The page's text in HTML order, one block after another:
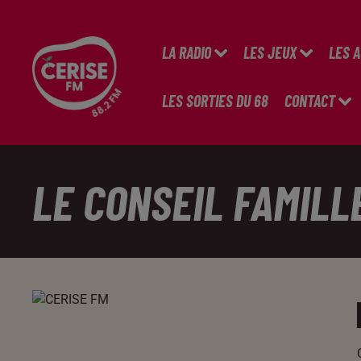
LA RADIO LES JEUX LES
LES SORTIES DU 68 CONTACT
LE CONSEIL